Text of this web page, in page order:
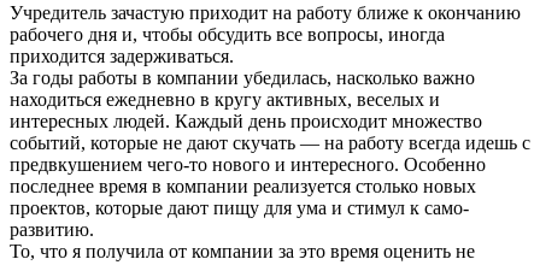
Учредитель зачастую приходит на работу ближе к окончанию
рабочего дня и, чтобы обсудить все вопросы, иногда
приходится задерживаться.
За годы работы в компании убедилась, насколько важно
находиться ежедневно в кругу активных, веселых и
интересных людей. Каждый день происходит множество
событий, которые не дают скучать — на работу всегда идешь с
предвкушением чего-то нового и интересного. Особенно
последнее время в компании реализуется столько новых
проектов, которые дают пищу для ума и стимул к само-
развитию.
То, что я получила от компании за это время оценить не